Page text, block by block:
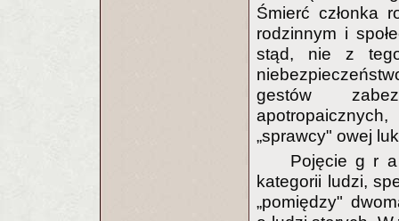
Śmierć członka
rodzinnym i
stąd, nie z
gestów
„sprawcy" owej
Pojęcie g r
kategorii ludzi,
„pomiędzy"